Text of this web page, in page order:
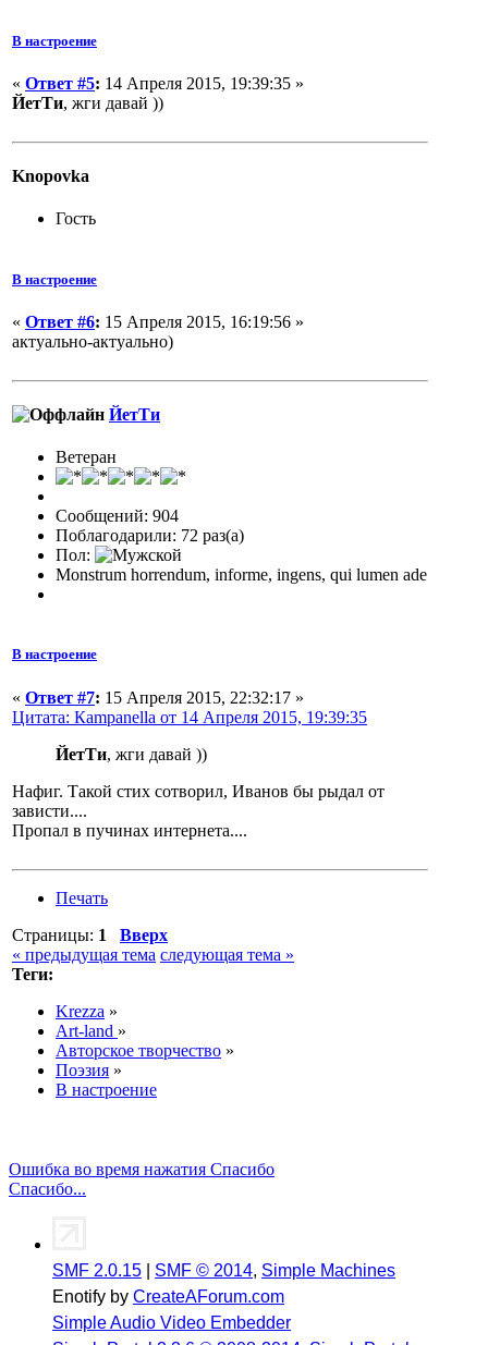
В настроение
« Ответ #5: 14 Апреля 2015, 19:39:35 »
ЙетТи, жги давай ))
Knopovka
Гость
В настроение
« Ответ #6: 15 Апреля 2015, 16:19:56 »
актуально-актуально)
ЙетТи
Ветеран
Сообщений: 904
Поблагодарили: 72 раз(а)
Пол:
Monstrum horrendum, informe, ingens, qui lumen ade
В настроение
« Ответ #7: 15 Апреля 2015, 22:32:17 »
Цитата: Кampanella от 14 Апреля 2015, 19:39:35
ЙетТи, жги давай ))
Нафиг. Такой стих сотворил, Иванов бы рыдал от
зависти....
Пропал в пучинах интернета....
Печать
Страницы: 1
Вверх
« предыдущая тема следующая тема »
Теги:
Krezza »
Art-land »
Авторское творчество »
Поэзия »
В настроение
Ошибка во время нажатия Спасибо
Спасибо...
SMF 2.0.15 SMF © 2014, Simple Machines
Enotify by CreateAForum.com
Simple Audio Video Embedder